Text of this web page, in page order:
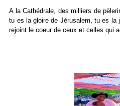
A la Cathédrale, des milliers de
tu es la gloire de Jérusalem, tu es la
rejoint le coeur de ceux et celles qui